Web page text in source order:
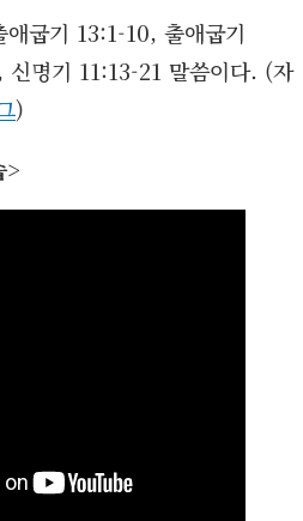
굽기 13:1-10, 출애굽기
명기 11:13-21 말씀이다. (자
)
>